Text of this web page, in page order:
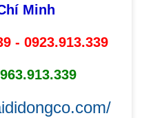
Minh
- 0923.913.339